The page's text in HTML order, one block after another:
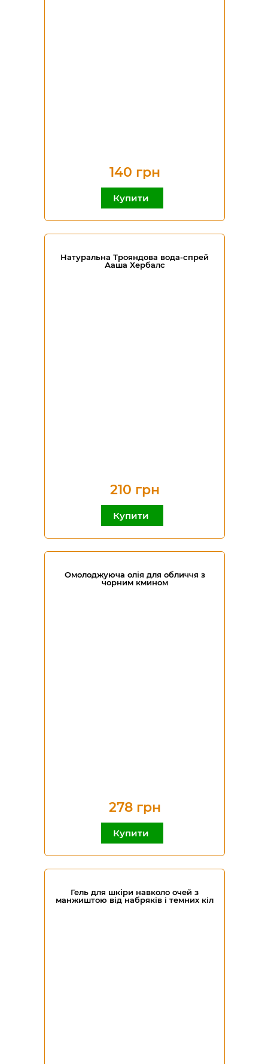
140 грн
Купити
Натуральна Трояндова вода-спрей
Ааша Хербалс
210 грн
Купити
Омолоджуюча олія для обличчя з
чорним кмином
278 грн
Купити
Гель для шкіри навколо очей з
манжиштою від набряків і темних кіл